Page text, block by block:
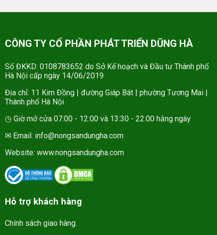
CÔNG TY CỔ PHẦN PHÁT TRIỂN DŨNG HÀ
Số ĐKKD: 0108783652 do Sở Kế hoạch và Đầu tư Thành phố
Hà Nội cấp ngày 14/06/2019
Địa chỉ: 11 Kim Đồng | đường Giáp Bát | phường Tương Mai |
Thành phố Hà Nội
◷ Giờ mở cửa 07:00 - 12:00 và 13:30 - 22:00 hằng ngày
✉ Email: info@nongsandungha.com
Website: www.nongsandungha.com
Hỗ trợ khách hàng
Chính sách giao hàng